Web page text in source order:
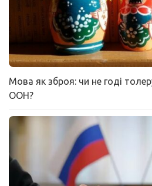
Мова як зброя: чи не годі
ООН?